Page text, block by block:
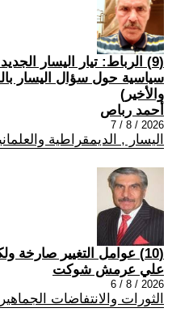
(9) الرباط: تيار اليسار
سياسية حول سؤال اليسار
والأخير)
أحمد رباص
2026 / 8 / 7
اليسار , الديمقراطية
(10) عوامل التغيير صارخة ولكن فعلها ما زال خافتاً
علي عرمش شوكت
2026 / 8 / 6
الثورات والانتفاضات